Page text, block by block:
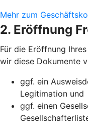
Mehr zum
2. Eröffnung
Für die Eröffnung
wir diese Dokumente
ggf. ein
Legitimation und
ggf. einen